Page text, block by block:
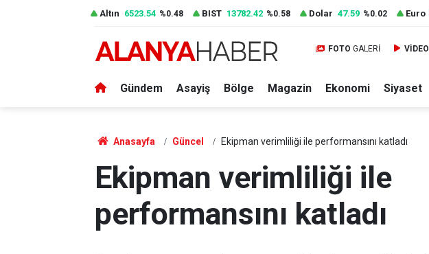
Altın 6523.54 %0.48 BIST 13782.42 %0.58 Dolar 47.59 %0.02 Euro
FOTO GALERİ VİDEO
Gündem Asayiş Bölge Magazin Ekonomi Siyaset
Anasayfa Güncel Ekipman verimliliği ile performansını katladı
Ekipman verimliliği ile
performansını katladı